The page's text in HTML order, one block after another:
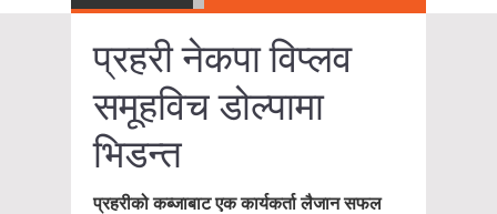
प्रहरी नेकपा विप्लव
समूहविच डोल्पामा
भिडन्त
प्रहरीको कब्जाबाट एक कार्यकर्ता लैजान सफल